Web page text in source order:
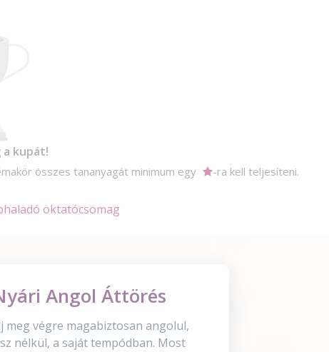
a kupát!
összes tananyagát minimum egy -ra kell teljesíteni.
oktatócsomag
Angol Áttörés
meg végre magabiztosan angolul,
nélkül, a saját tempódban. Most